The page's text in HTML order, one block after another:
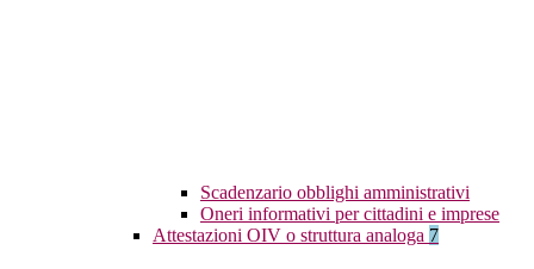
Scadenzario obblighi amministrativi
Oneri informativi per cittadini e imprese
Attestazioni OIV o struttura analoga 7